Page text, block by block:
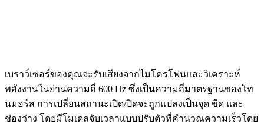
เบราว์เซอร์ของคุณจะรับเสียงจากไมโครโฟนและวิเคราะห์
พลังงานในย่านความถี่ 600 Hz ซึ่งเป็นความถี่มาตรฐานของโท
นมอร์ส การเปลี่ยนสถานะเปิด/ปิดจะถูกแปลงเป็นจุด ขีด และ
ช่องว่าง โดยมีโมเดลจับเวลาแบบปรับตัวที่คำนวณความเร็วโดย